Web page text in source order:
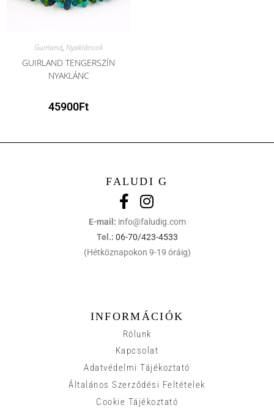
Guirland, Nyakláncok
GUIRLAND TENGERSZÍN
NYAKLÁNC
45900Ft
FALUDI G
E-mail: info@faludig.com
Tel.: 06-70/423-4533
(Hétköznapokon 9-19 óráig)
INFORMÁCIÓK
Rólunk
Kapcsolat
Adatvédelmi Tájékoztató
Általános Szerződési Feltételek
Cookie Tájékoztató